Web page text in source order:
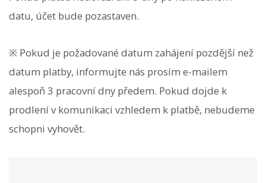
datu, účet bude pozastaven.
※ Pokud je požadované datum zahájení pozdější než
datum platby, informujte nás prosím e-mailem
alespoň 3 pracovní dny předem. Pokud dojde k
prodlení v komunikaci vzhledem k platbě, nebudeme
schopni vyhovět.